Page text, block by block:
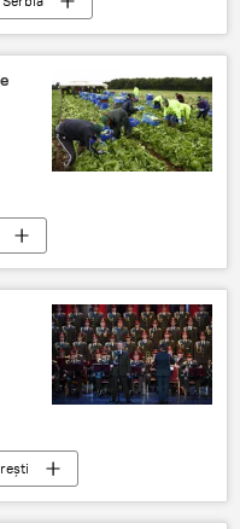
NATO
PIB
România